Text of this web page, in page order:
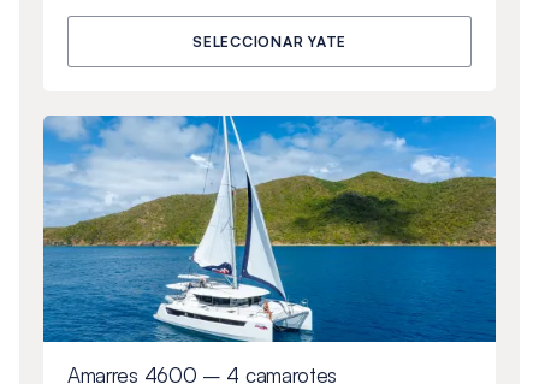
SELECCIONAR YATE
Amarres 4600 – 4 camarotes